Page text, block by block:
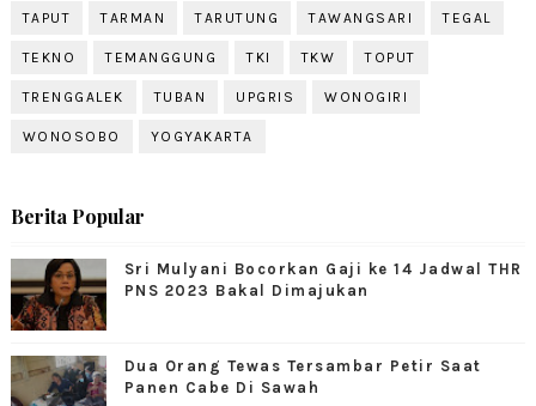
TAPUT TARMAN TARUTUNG TAWANGSARI TEGAL
TEKNO TEMANGGUNG TKI TKW TOPUT
TRENGGALEK TUBAN UPGRIS WONOGIRI
WONOSOBO YOGYAKARTA
Berita Popular
Sri Mulyani Bocorkan Gaji ke 14 Jadwal THR
PNS 2023 Bakal Dimajukan
Dua Orang Tewas Tersambar Petir Saat
Panen Cabe Di Sawah